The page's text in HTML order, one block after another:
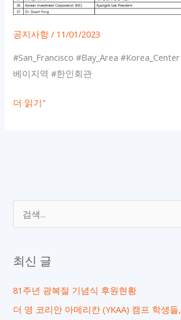
공지사항 / 11/01/2023
#San_Francisco #Bay_Area
베이지역 #한인회관
샌
한
회
공
후
원
더 읽기"
색
상
최신 글
81주년 광복절 기념식 후원현황
더 영 코리안 아메리칸 (YKAA) 캠프 학생